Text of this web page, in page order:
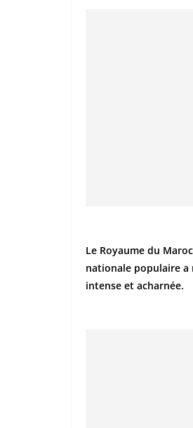
Le Royaume du
nationale populaire a
intense et acharnée.